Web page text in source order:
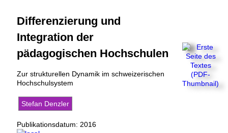
Differenzierung und
Integration der
pädagogischen Hochschulen
Zur strukturellen Dynamik im schweizerischen
Hochschulsystem
Stefan Denzler
Publikationsdatum: 2016